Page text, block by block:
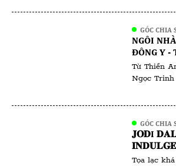
kinh doanh
thật ăn
thu lợi về
đếm xuể.
GÓC CHIA
NGÔI
ĐÔNG Y -
Từ Thiền
Ngọc Trinh
và sức
ái và sự
tiếp tục
GÓC CHIA
𝐉𝐎𝐃I
Tọa lạc